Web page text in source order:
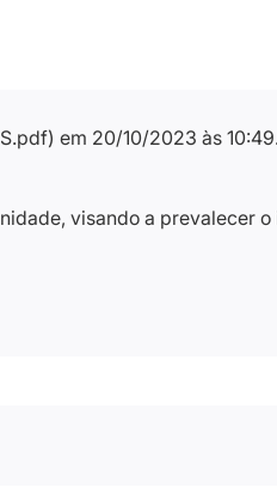
em 20/10/2023 às 10:49.
visando a prevalecer